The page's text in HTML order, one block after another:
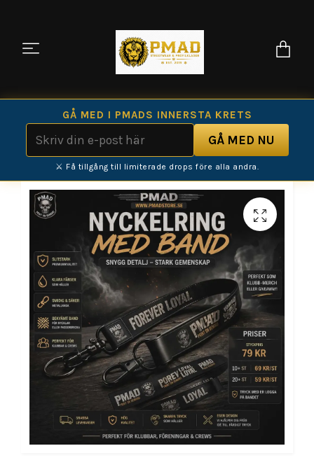
GÅ MED I PMADS INNERSTA KRETS
⚔️ Få tillgång till limiterade drops före alla andra.